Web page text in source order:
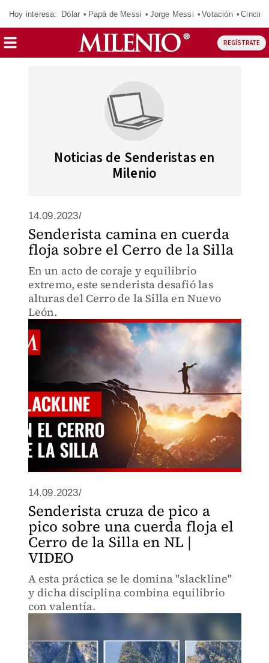
Hoy interesa: Dólar Papá de Messi Jorge Messi Votación
REGÍSTRATE
Noticias de Senderistas en
Milenio
14.09.2023/
Senderista camina en cuerda
floja sobre el Cerro de la Silla
En un acto de coraje y equilibrio
extremo, este senderista desafió las
alturas del Cerro de la Silla en Nuevo
León.
14.09.2023/
Senderista cruza de pico a
pico sobre una cuerda floja el
Cerro de la Silla en NL |
VIDEO
A esta práctica se le domina "slackline"
y dicha disciplina combina equilibrio
con valentía.